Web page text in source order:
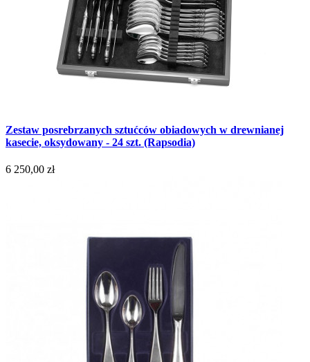
Zestaw posrebrzanych sztućców obiadowych w drewnianej
kasecie, oksydowany - 24 szt. (Rapsodia)
6 250,00 zł